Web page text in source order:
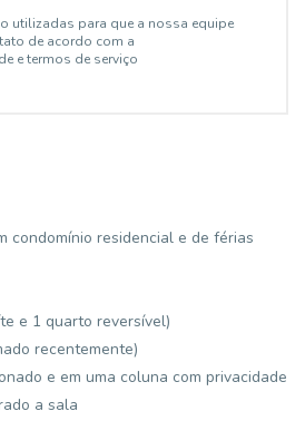
utilizadas para que a nossa equipe
de acordo com a
e termos de serviço
condomínio residencial e de férias
e 1 quarto reversível)
recentemente)
e em uma coluna com privacidade
a sala